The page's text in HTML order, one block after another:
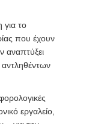
για το
που έχουν
αναπτύξει
αντληθέντων
εργαλείο,